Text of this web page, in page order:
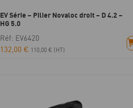
EV Série – Pilier Novaloc droit – D 4.2 –
HG 5.0
Réf: EV6420
132,00 € 110,00 € (HT)